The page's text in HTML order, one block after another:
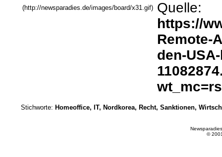
(http://newsparadies.de/images/board/x31.gif) Quelle:
https://
Remote-
den-
Stichworte: Homeoffice, IT, Nordkorea, Recht, Sanktionen,
©